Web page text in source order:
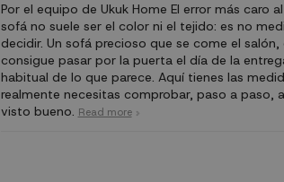
Por el equipo de Ukuk Home El error más caro
sofá no suele ser el color ni el tejido: es no
decidir. Un sofá precioso que se come el salón,
consigue pasar por la puerta el día de la
habitual de lo que parece. Aquí tienes las
realmente necesitas comprobar, paso a paso,
visto bueno. Read more